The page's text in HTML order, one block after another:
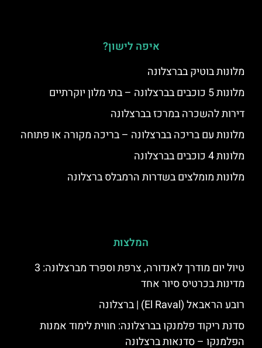
איפה לישון?
מלונות בוטיק בברצלונה
מלונות 5 כוכבים בברצלונה – בתי מלון יוקרתיים
דירות להשכרה במרכז בברצלונה
מלונות עם בריכה בברצלונה – בריכה מקורה או פתוחה
מלונות 4 כוכבים בברצלונה
מלונות מומלצים בשדרות הרמבלס ברצלונה
המלצות
טיול יום מודרך לאנדורה, צרפת וספרד מברצלונה: 3
מדינות בכרטיס סיור אחד
רובע הראבאל (El Raval) | ברצלונה
סדנת ריקוד פלמנקו בברצלונה: חווית לימוד אמנות
הפלמנקו – סדנאות ברצלונה